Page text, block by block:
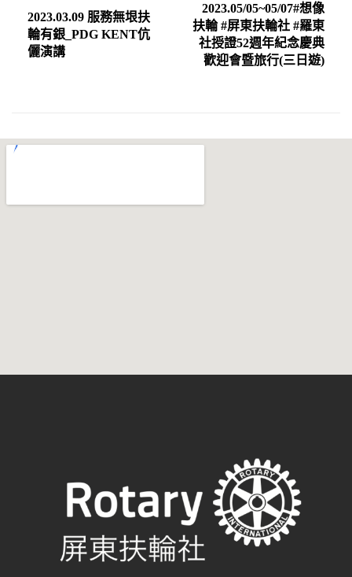
2023.03.09 服務無垠扶
輪有銀_PDG KENT伉
儷演講
2023.05/05~05/07#想像
扶輪 #屏東扶輪社 #羅東
社授證52週年紀念慶典
歡迎會暨旅行(三日遊)